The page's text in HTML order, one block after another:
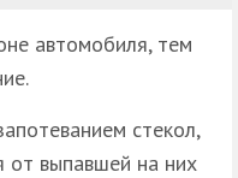
автомобиля, тем
стекол,
от выпавшей на них